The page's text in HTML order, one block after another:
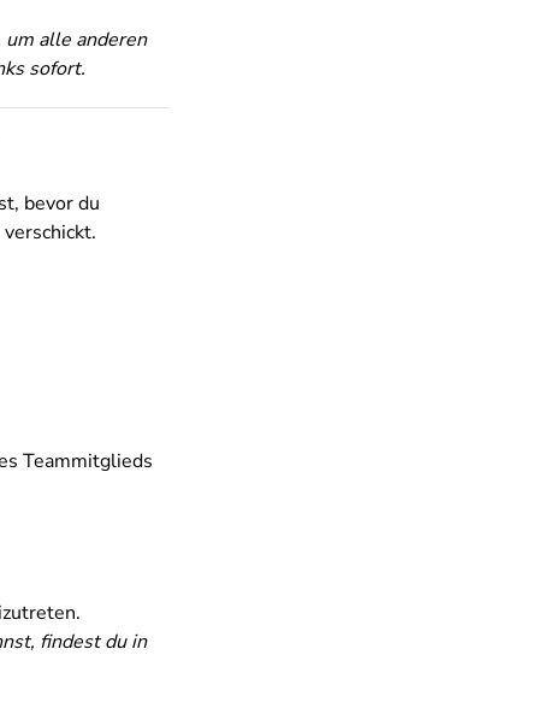
alle anderen
sofort.
bevor du
Teammitglieds
findest du in